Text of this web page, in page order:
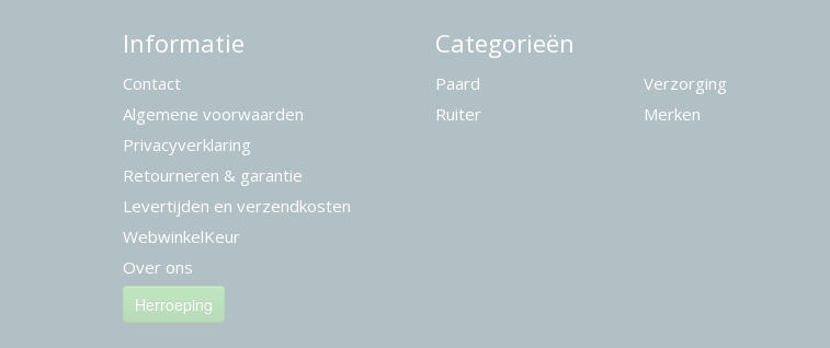
Informatie
Contact
Algemene voorwaarden
Privacyverklaring
Retourneren & garantie
Levertijden en verzendkosten
WebwinkelKeur
Over ons
Herroeping
Categorieën
Paard
Ruiter
Verzorging
Merken